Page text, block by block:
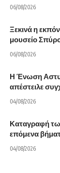
06/08/2026
Ξεκινά η
μουσείο
06/08/2026
Η Ένωση
απέστειλε
04/08/2026
Καταγραφή
επόμενα
04/08/2026